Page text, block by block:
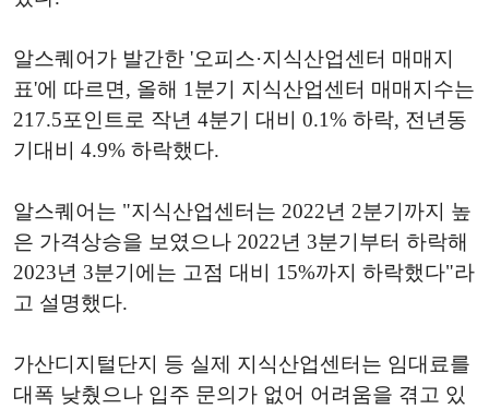
알스퀘어가 발간한 '오피스·지식산업센터 매매지
표'에 따르면, 올해 1분기 지식산업센터 매매지수는
217.5포인트로 작년 4분기 대비 0.1% 하락, 전년동
기대비 4.9% 하락했다.
알스퀘어는 "지식산업센터는 2022년 2분기까지 높
은 가격상승을 보였으나 2022년 3분기부터 하락해
2023년 3분기에는 고점 대비 15%까지 하락했다"라
고 설명했다.
가산디지털단지 등 실제 지식산업센터는 임대료를
대폭 낮췄으나 입주 문의가 없어 어려움을 겪고 있